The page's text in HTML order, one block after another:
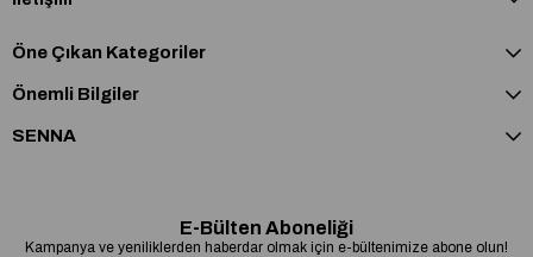
Öne Çıkan Kategoriler
Önemli Bilgiler
SENNA
E-Bülten Aboneliği
Kampanya ve yeniliklerden haberdar olmak için e-bültenimize abone olun!